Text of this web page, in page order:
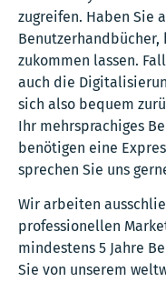
zugreifen. Haben Sie
Benutzerhandbücher,
zukommen lassen.
auch die
sich also bequem
Ihr mehrsprachiges
benötigen eine
sprechen Sie uns
Wir arbeiten
professionellen
mindestens 5 Jahre
Sie von unserem